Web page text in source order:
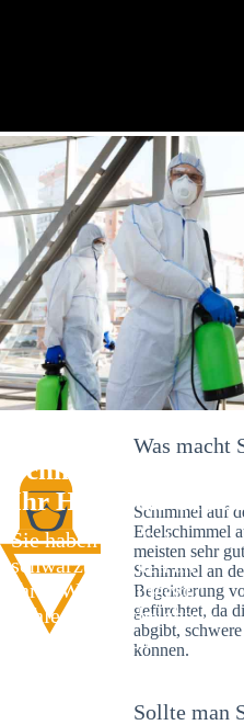
Schimmelexperte
Ihr Helfer an Ort
Sie haben kürzlich
schwarze Flecken an
Ihrer Wand entdeckt?
Schlechte Nachrichten:
Sie haben einen
Was macht
Schimmel auf
Edelschimmel
meisten sehr
Schimmel an
Begeisterung
gefürchtet, da
abgibt,
können.
Sollte man